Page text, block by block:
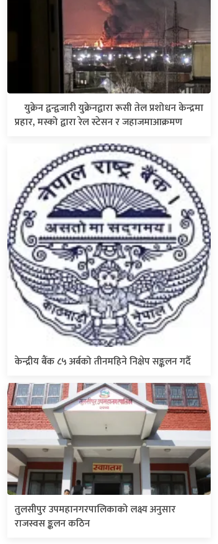
युक्रेन द्वन्द्वजारी युक्रेनद्वारा रूसी तेल प्रशोधन केन्द्रमा
प्रहार, मस्को द्वारा रेल स्टेसन र जहाजमाआक्रमण
केन्द्रीय बैंक ८५ अर्बको तीनमहिने निक्षेप सङ्कलन गर्दै
तुलसीपुर उपमहानगरपालिकाको लक्ष्य अनुसार
राजस्वस ङ्कलन कठिन